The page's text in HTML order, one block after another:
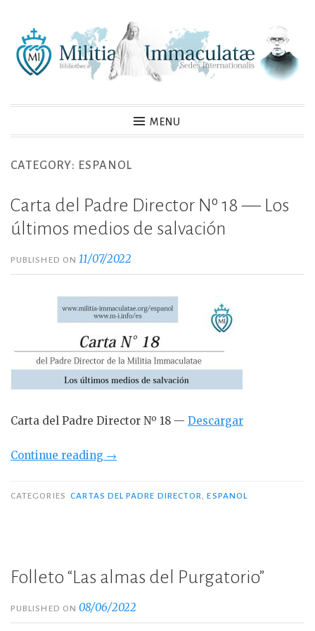
content
MENU
CATEGORY: ESPANOL
Carta del Padre Director Nº 18 — Los
últimos medios de salvación
PUBLISHED ON11/07/2022
Carta del Padre Director Nº 18 — Descargar
Continue reading “Carta
Padre
—
Los
últimos
medios
→
CATEGORIES CARTAS DEL PADRE DIRECTOR ,ESPANOL
Folleto “Las almas del Purgatorio”
PUBLISHED ON08/06/2022